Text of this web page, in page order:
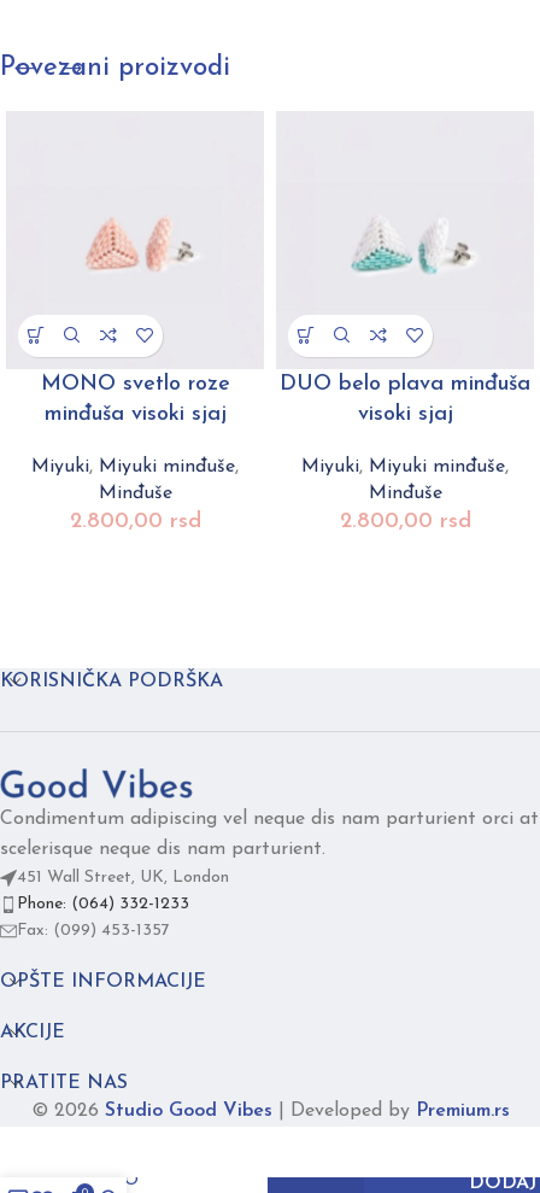
Povezani proizvodi
MONO svetlo roze
minđuša visoki sjaj
Miyuki, Miyuki minđuše,
Minđuše
2.800,00 rsd
DUO belo plava minđuša
visoki sjaj
Miyuki, Miyuki minđuše,
Minđuše
2.800,00 rsd
KORISNIČKA PODRŠKA
Condimentum adipiscing vel neque dis nam parturient orci at
scelerisque neque dis nam parturient.
451 Wall Street, UK, London
Phone: (064) 332-1233
Fax: (099) 453-1357
OPŠTE INFORMACIJE
AKCIJE
PRATITE NAS
© 2026 Studio Good Vibes Developed by Premium.rs
MONO DODAJ